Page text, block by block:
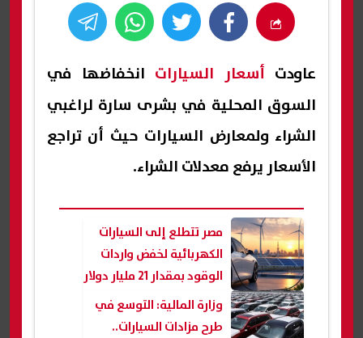
عاودت أسعار السيارات انخفاضها في
السوق المحلية في بشرى سارة لراغبي
الشراء ولمعارض السيارات حيث أن تراجع
الأسعار يرفع معدلات الشراء.
مصر تتطلع إلى السيارات
الكهربائية لخفض واردات
الوقود بمقدار 21 مليار دولار
وزارة المالية: التوسع في
طرح مزادات السيارات..